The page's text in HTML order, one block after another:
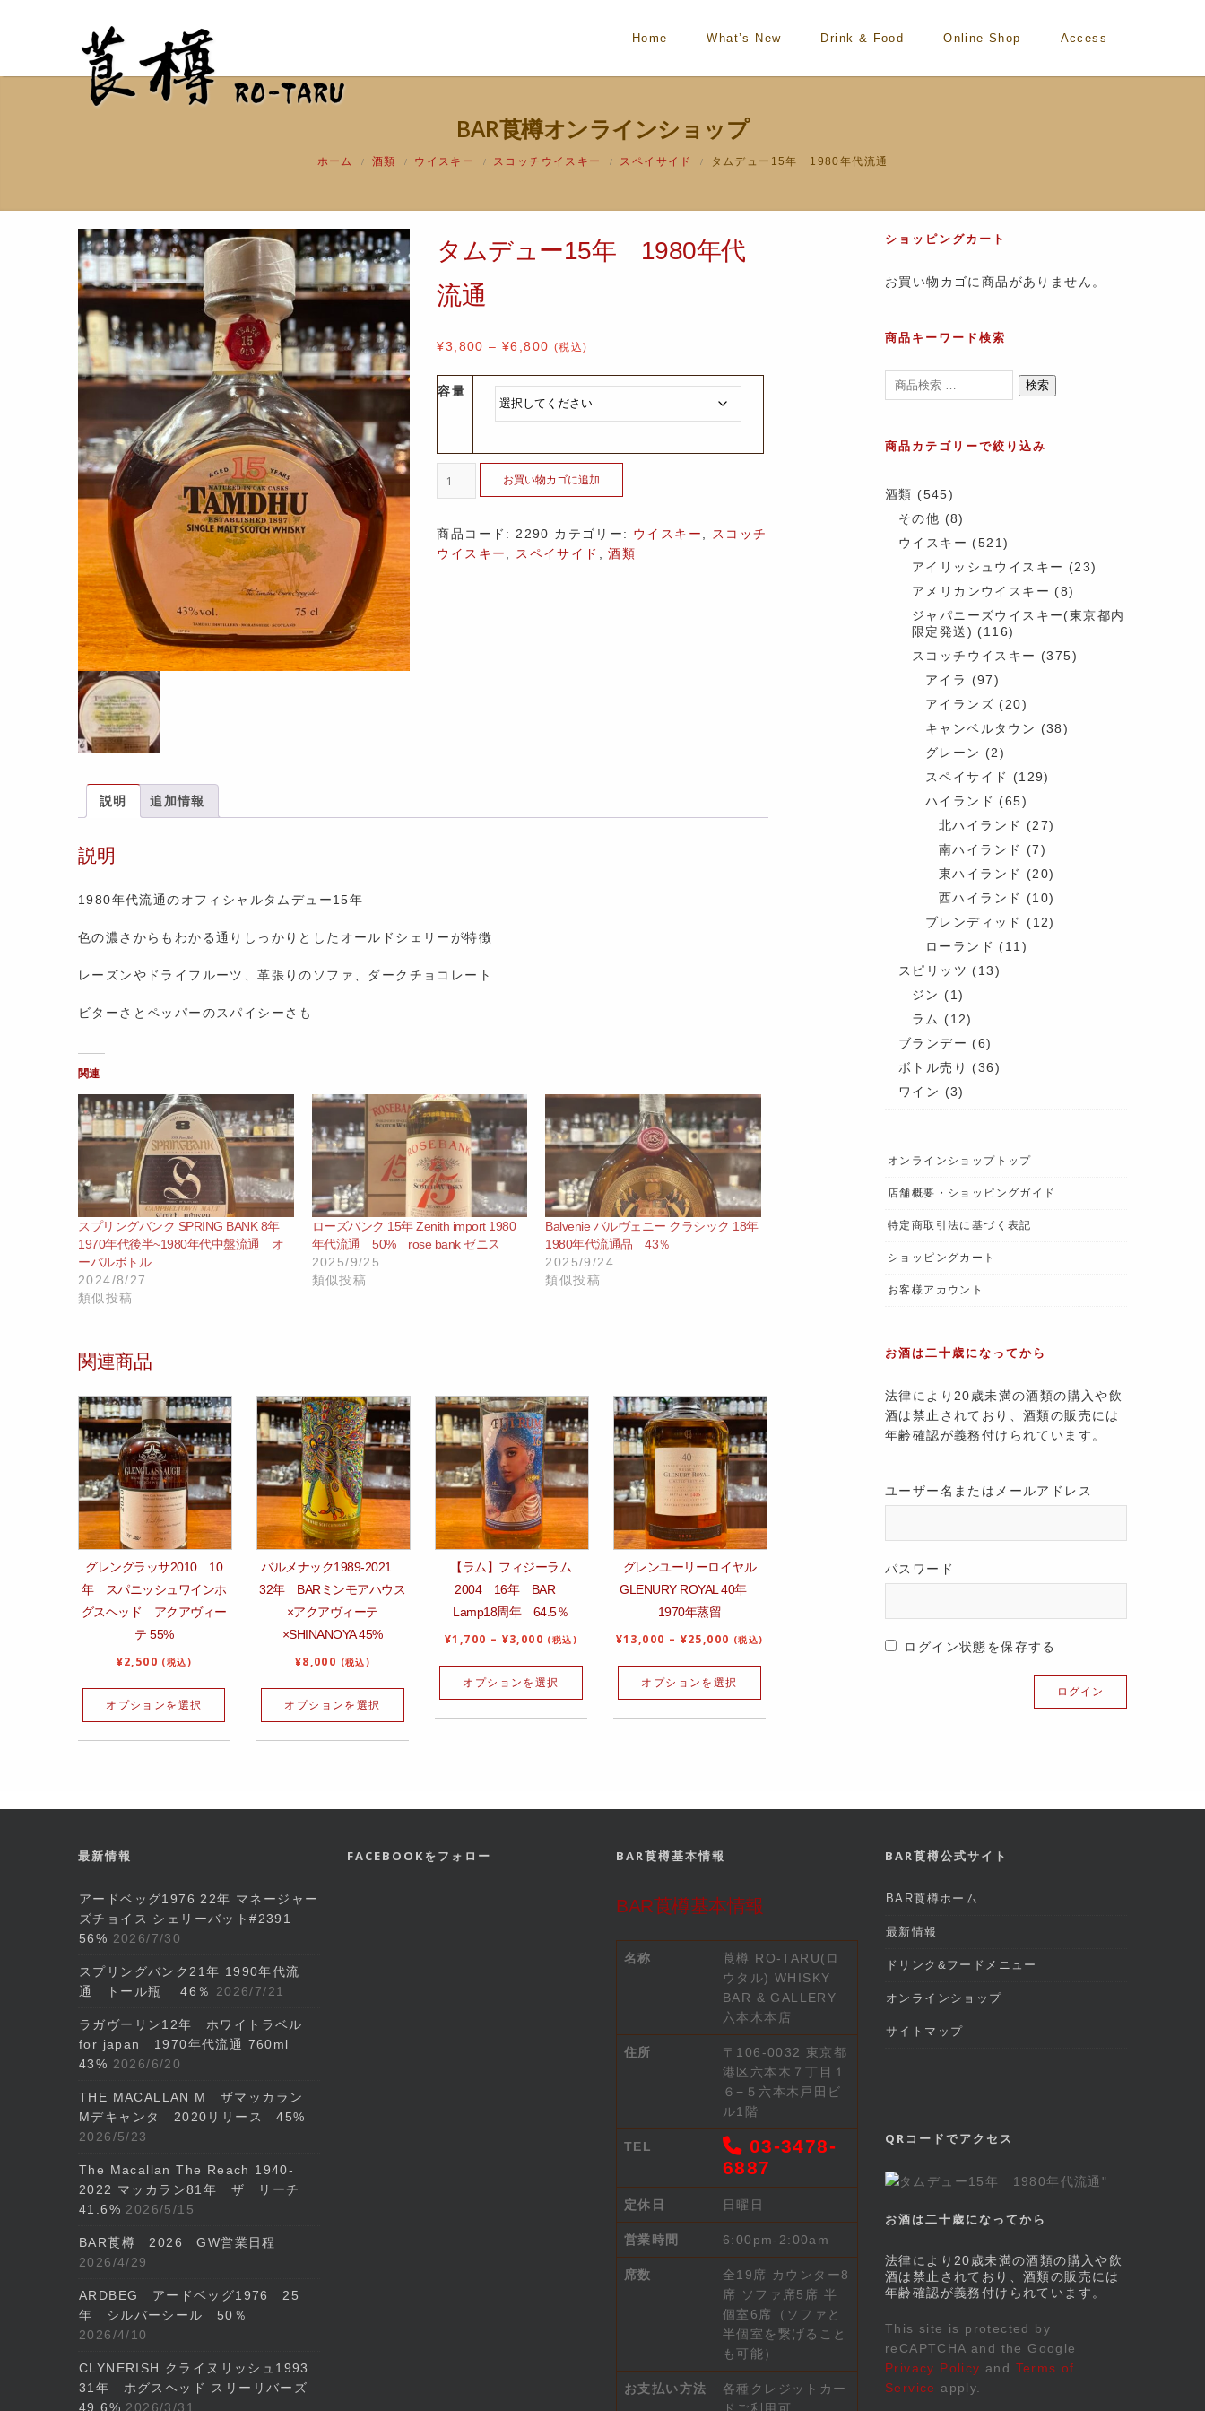
Home What’s New Drink & Food Online Shop Access
BAR莨樽オンラインショップ
ホーム / 酒類 / ウイスキー / スコッチウイスキー / スペイサイド / タムデュー15年 1980年代流通
タムデュー15年 1980年代
流通
¥3,800 –¥6,800 (税込)
容量
お買い物カゴに追加
商品コード: 2290 カテゴリー: ウイスキー
スコッチ
ウイスキー
スペイサイド ,酒類
説明 追加情報
説明
1980年代流通のオフィシャルタムデュー15年
色の濃さからもわかる通りしっかりとしたオールドシェリーが特徴
レーズンやドライフルーツ、革張りのソファ、ダークチョコレート
ビターさとペッパーのスパイシーさも
関連
スプリングバンク SPRING BANK 8年
1970年代後半~1980年代中盤流通 オ
ーバルボトル
2024/8/27
類似投稿
ローズバンク 15年 Zenith import 1980
年代流通 50% rose bank ゼニス
2025/9/25
類似投稿
Balvenie バルヴェニー クラシック 18年
1980年代流通品 43％
2025/9/24
類似投稿
関連商品
グレングラッサ2010 10
年 スパニッシュワインホ
グスヘッド アクアヴィー
テ 55%
¥2,500 (税込)
オプションを選択
バルメナック1989‐2021
32年 BARミンモアハウス
×アクアヴィーテ
×SHINANOYA 45%
¥8,000 (税込)
オプションを選択
【ラム】フィジーラム
2004 16年 BAR
Lamp18周年 64.5％
¥1,700 – ¥3,000 (税込)
オプションを選択
グレンユーリーロイヤル
GLENURY ROYAL 40年
1970年蒸留
¥13,000 – ¥25,000 (税込)
オプションを選択
ショッピングカート
お買い物カゴに商品がありません。
商品キーワード検索
検索
商品カテゴリーで絞り込み
酒類 (545)
その他 (8)
ウイスキー (521)
アイリッシュウイスキー (23)
アメリカンウイスキー (8)
ジャパニーズウイスキー(東京都内
限定発送) (116)
スコッチウイスキー (375)
アイラ
(97)
アイランズ (20)
キャンベルタウン (38)
グレーン (2)
スペイサイド
(129)
ハイランド (65)
北ハイランド
(27)
南ハイランド
(7)
東ハイランド
(20)
西ハイランド
(10)
ブレンディッド
(12)
ローランド (11)
スピリッツ (13)
ジン (1)
ラム
(12)
ブランデー (6)
ボトル売り
(36)
ワイン (3)
オンラインショップトップ
店舗概要・ショッピングガイド
特定商取引法に基づく表記
ショッピングカート
お客様アカウント
お酒は二十歳になってから
法律により20歳未満の酒類の購入や飲
酒は禁止されており、酒類の販売には
年齢確認が義務付けられています。
ユーザー名またはメールアドレス
パスワード
ログイン状態を保存する
最新情報
アードベッグ1976 22年 マネージャー
ズチョイス シェリーバット#2391
56% 2026/7/30
スプリングバンク21年 1990年代流
通 トール瓶 46％
2026/7/21
ラガヴーリン12年 ホワイトラベル
for japan 1970年代流通 760ml
43% 2026/6/20
THE MACALLAN M ザマッカラン
Mデキャンタ 2020リリース 45%
2026/5/23
The Macallan The Reach 1940-
2022 マッカラン81年 ザ リーチ
41.6% 2026/5/15
BAR莨樽 2026 GW営業日程
2026/4/29
ARDBEG アードベッグ1976 25
年 シルバーシール 50％
2026/4/10
CLYNERISH クライヌリッシュ1993
31年 ホグスヘッド スリーリバーズ
49.6% 2026/3/31
FACEBOOKをフォロー BAR莨樽基本情報
BAR莨樽基本情報
名称
莨樽 RO-TARU(ロ
ウタル) WHISKY
BAR & GALLERY
六本木本店
住所
〒106-0032 東京都
港区六本木７丁目１
６−５六本木戸田ビ
ル1階
TEL
03-3478-
6887
定休日 日曜日
営業時間 6:00pm-2:00am
席数
全19席 カウンター8
席 ソファ席5席 半
個室6席（ソファと
半個室を繋げること
も可能）
お支払い方法
各種クレジットカー
BAR莨樽公式サイト
BAR莨樽ホーム
最新情報
ドリンク&フードメニュー
オンラインショップ
サイトマップ
QRコードでアクセス
お酒は二十歳になってから
法律により20歳未満の酒類の購入や飲
酒は禁止されており、酒類の販売には
年齢確認が義務付けられています。
This site is protected by
reCAPTCHA and the Google
Privacy Policy and Terms of
Service apply.